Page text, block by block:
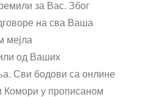
за Вас. Због
на сва Ваша
мејла
од Ваших
Сви бодови са онлине
Комори у прописаном